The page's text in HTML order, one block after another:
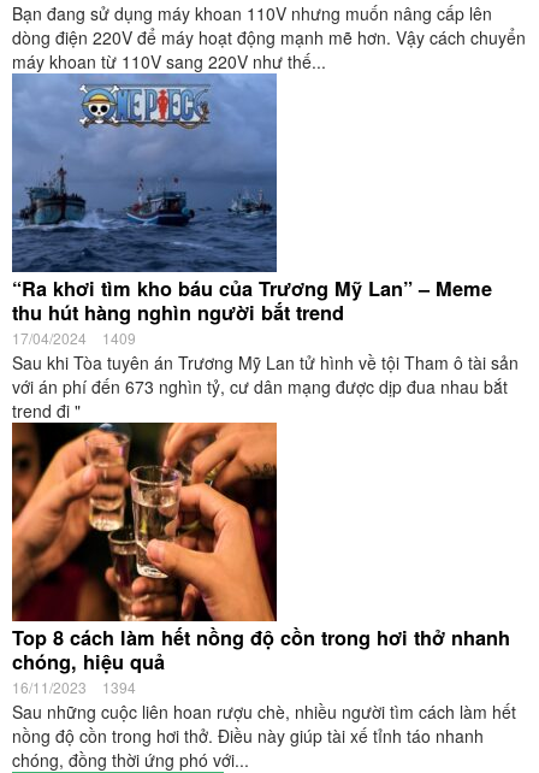
Bạn đang sử dụng máy khoan 110V nhưng muốn nâng cấp lên
dòng điện 220V để máy hoạt động mạnh mẽ hơn. Vậy cách chuyển
máy khoan từ 110V sang 220V như thế...
“Ra khơi tìm kho báu của Trương Mỹ Lan” – Meme
thu hút hàng nghìn người bắt trend
17/04/2024 1409
Sau khi Tòa tuyên án Trương Mỹ Lan tử hình về tội Tham ô tài sản
với án phí đến 673 nghìn tỷ, cư dân mạng được dịp đua nhau bắt
trend đi "
Top 8 cách làm hết nồng độ cồn trong hơi thở nhanh
chóng, hiệu quả
16/11/2023 1394
Sau những cuộc liên hoan rượu chè, nhiều người tìm cách làm hết
nồng độ cồn trong hơi thở. Điều này giúp tài xế tỉnh táo nhanh
chóng, đồng thời ứng phó với...